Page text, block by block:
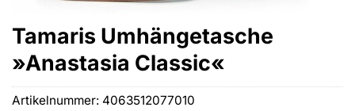
Tamaris Umhängetasche
»Anastasia Classic«
Artikelnummer: 4063512077010